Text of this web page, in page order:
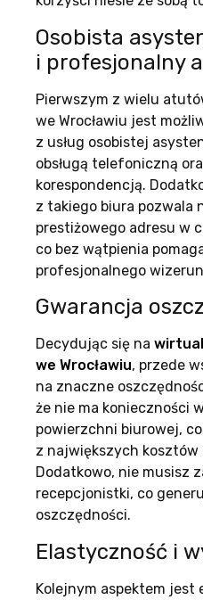
Osobista
i profesjonalny
Pierwszym z wielu
we Wrocławiu jest
z usług osobistej
obsługą telefoniczną
korespondencją.
z takiego biura pozwala
prestiżowego adresu w
co bez wątpienia
profesjonalnego
Gwarancja
Decydując się na
we Wrocławiu, przede
na znaczne
że nie ma konieczności
powierzchni biurowej,
z największych
Dodatkowo, nie musisz
recepcjonistki, co
oszczędności.
Elastyczność i
Kolejnym aspektem jest